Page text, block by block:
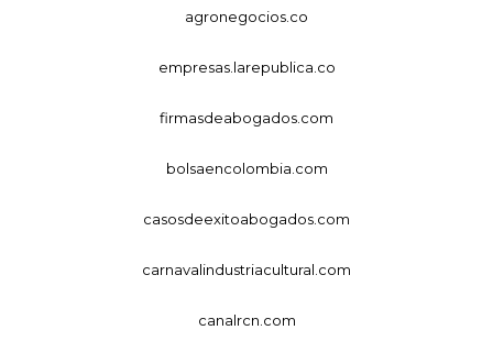
agronegocios.co
empresas.larepublica.co
firmasdeabogados.com
bolsaencolombia.com
casosdeexitoabogados.com
carnavalindustriacultural.com
canalrcn.com